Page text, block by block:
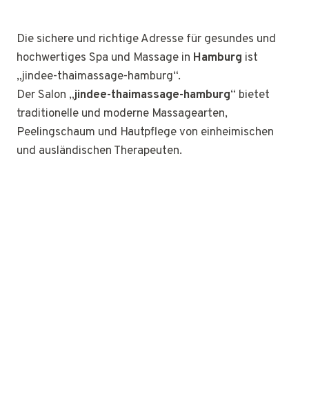
Die sichere und richtige Adresse für gesundes und
hochwertiges Spa und Massage in Hamburg ist
„jindee-thaimassage-hamburg“.
Der Salon „jindee-thaimassage-hamburg“ bietet
traditionelle und moderne Massagearten,
Peelingschaum und Hautpflege von einheimischen
und ausländischen Therapeuten.